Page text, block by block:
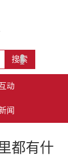
动
闻
都有什